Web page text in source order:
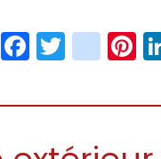
ShareFacebook
Twitter